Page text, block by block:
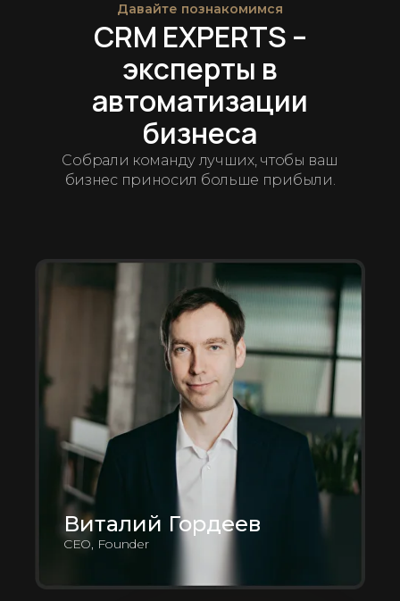
Виталий Гордеев
CEO, Founder
Давайте познакомимся
CRM EXPERTS –
эксперты в
автоматизации
бизнеса
Собрали команду лучших, чтобы ваш
бизнес приносил больше прибыли.